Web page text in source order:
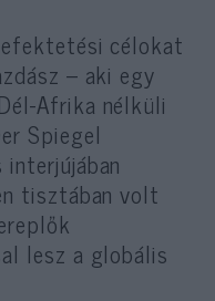
célokat
– aki egy
Afrika nélküli
Spiegel
tisztában volt
lesz a globális